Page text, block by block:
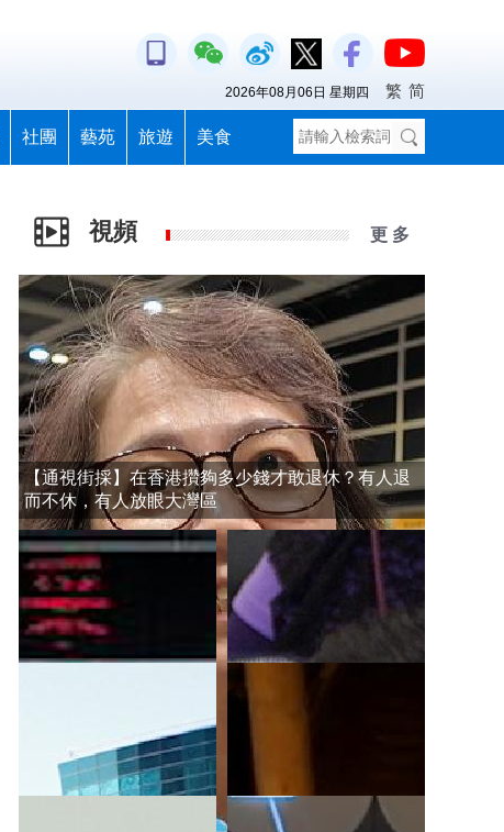
社團 藝苑 旅遊 美食
2026年08月06日 星期四 繁 简
視頻 更 多
【通視街採】在香港攢夠多少錢才敢退休？有人退
而不休，有人放眼大灣區